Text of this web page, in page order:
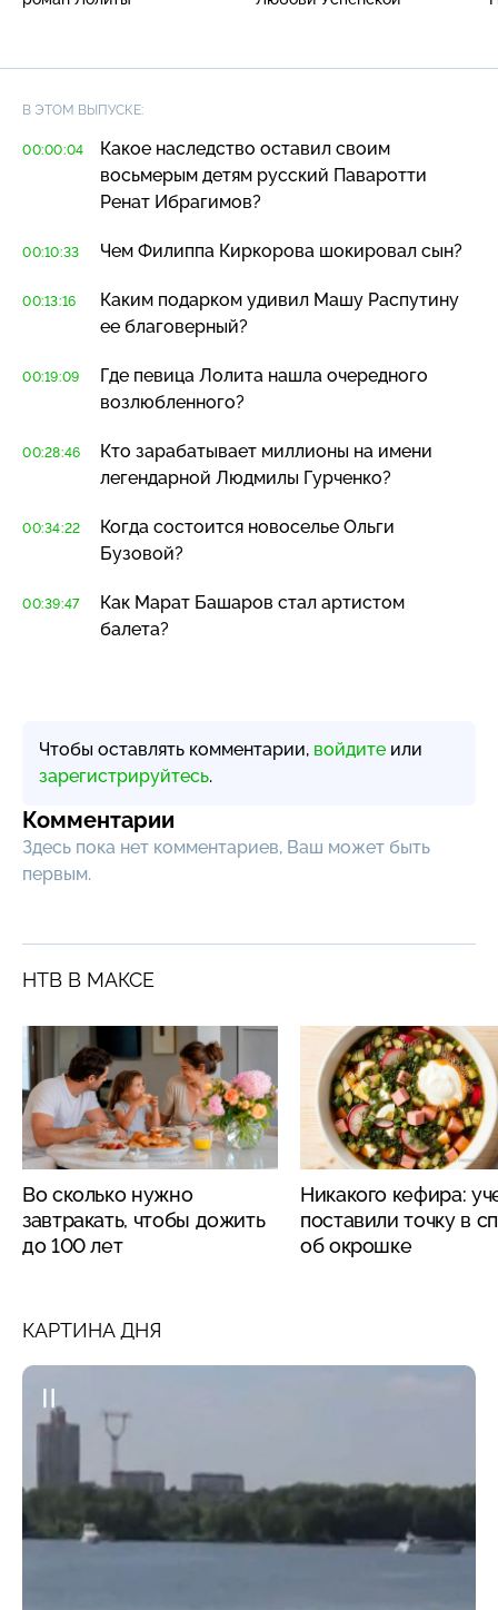
В ЭТОМ ВЫПУСКЕ:
00:00:04
Какое наследство оставил своим
восьмерым детям русский Паваротти
Ренат Ибрагимов?
00:10:33 Чем Филиппа Киркорова шокировал сын?
00:13:16
Каким подарком удивил Машу Распутину
ее благоверный?
00:19:09
Где певица Лолита нашла очередного
возлюбленного?
00:28:46
Кто зарабатывает миллионы на имени
легендарной Людмилы Гурченко?
00:34:22
Когда состоится новоселье Ольги
Бузовой?
00:39:47
Как Марат Башаров стал артистом
балета?
Чтобы оставлять комментарии, войдите или
зарегистрируйтесь.
Комментарии
Здесь пока нет комментариев, Ваш может быть
первым.
НТВ В МАКСЕ
Во сколько нужно
завтракать, чтобы дожить
до 100 лет
Никакого кефира:
поставили точку в
об окрошке
КАРТИНА ДНЯ